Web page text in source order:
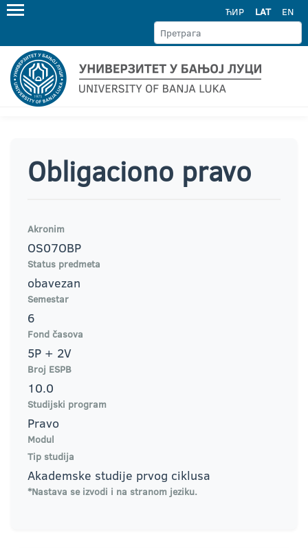
ЋИР LAT EN
Obligaciono pravo
Akronim
OS07OBP
Status predmeta
obavezan
Semestar
6
Fond časova
5P + 2V
Broj ESPB
10.0
Studijski program
Pravo
Modul
Tip studija
Akademske studije prvog ciklusa
*Nastava se izvodi i na stranom jeziku.